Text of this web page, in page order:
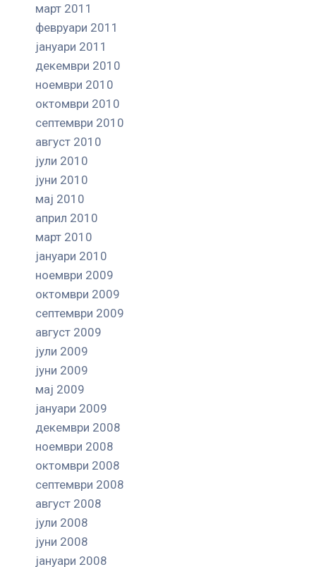
март 2011
февруари 2011
јануари 2011
декември 2010
ноември 2010
октомври 2010
септември 2010
август 2010
јули 2010
јуни 2010
мај 2010
април 2010
март 2010
јануари 2010
ноември 2009
октомври 2009
септември 2009
август 2009
јули 2009
јуни 2009
мај 2009
јануари 2009
декември 2008
ноември 2008
октомври 2008
септември 2008
август 2008
јули 2008
јуни 2008
јануари 2008